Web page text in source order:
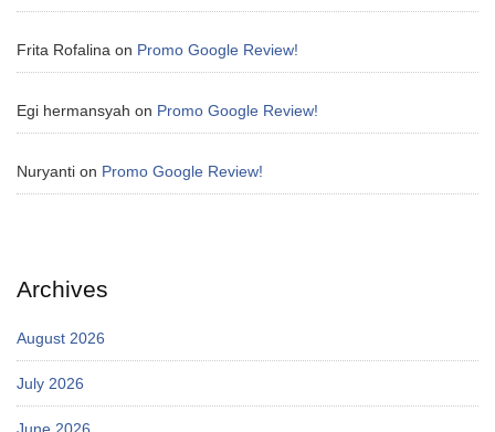
Frita Rofalina on Promo Google Review!
Egi hermansyah on Promo Google Review!
Nuryanti on Promo Google Review!
Archives
August 2026
July 2026